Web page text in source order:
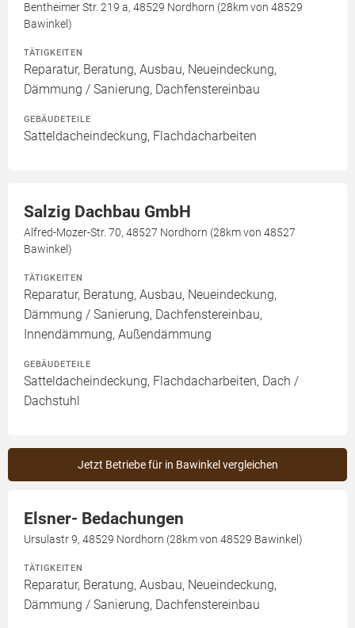
Bentheimer Str. 219 a, 48529 Nordhorn (28km von 48529
Bawinkel)
TÄTIGKEITEN
Reparatur, Beratung, Ausbau, Neueindeckung,
Dämmung / Sanierung, Dachfenstereinbau
GEBÄUDETEILE
Satteldacheindeckung, Flachdacharbeiten
Salzig Dachbau GmbH
Alfred-Mozer-Str. 70, 48527 Nordhorn (28km von 48527
Bawinkel)
TÄTIGKEITEN
Reparatur, Beratung, Ausbau, Neueindeckung,
Dämmung / Sanierung, Dachfenstereinbau,
Innendämmung, Außendämmung
GEBÄUDETEILE
Satteldacheindeckung, Flachdacharbeiten, Dach /
Dachstuhl
Jetzt Betriebe für in Bawinkel vergleichen
Elsner- Bedachungen
Ursulastr 9, 48529 Nordhorn (28km von 48529 Bawinkel)
TÄTIGKEITEN
Reparatur, Beratung, Ausbau, Neueindeckung,
Dämmung / Sanierung, Dachfenstereinbau